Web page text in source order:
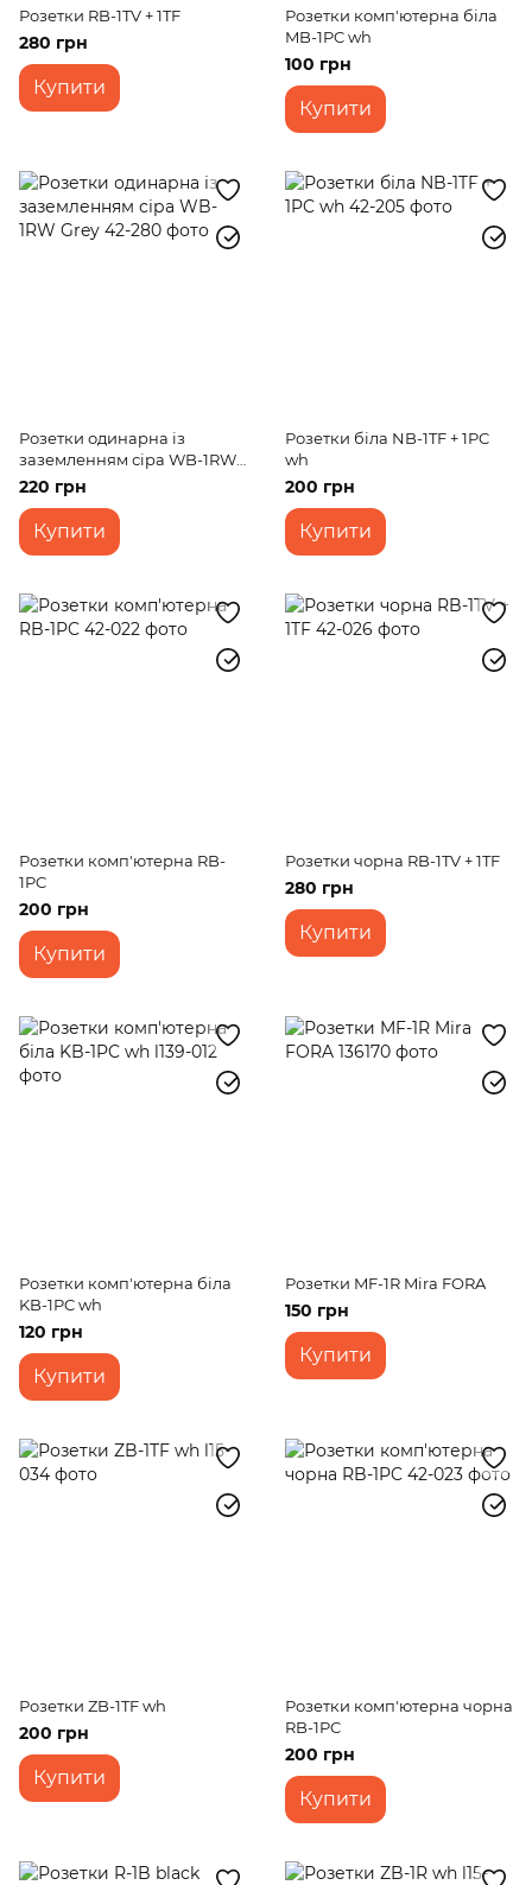
Розетки RB-1TV + 1TF
280 грн
Купити
Розетки комп'ютерна біла
MB-1PC wh
100 грн
Купити
Розетки одинарна із
заземленням сіра WB-1RW
Grey
220 грн
Купити
Розетки біла NB-1TF + 1PC
wh
200 грн
Купити
Розетки комп'ютерна RB-
1PC
200 грн
Купити
Розетки чорна RB-1TV + 1TF
280 грн
Купити
Розетки комп'ютерна біла
KB-1PC wh
120 грн
Купити
Розетки MF-1R Mira FORA
150 грн
Купити
Розетки ZB-1TF wh
200 грн
Купити
Розетки комп'ютерна чорна
RB-1PC
200 грн
Купити